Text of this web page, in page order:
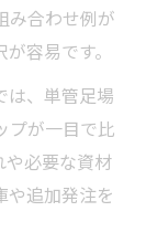
み合わせ例が
容易です。
は、単管足場
プが一目で比
や必要な資材
や追加発注を